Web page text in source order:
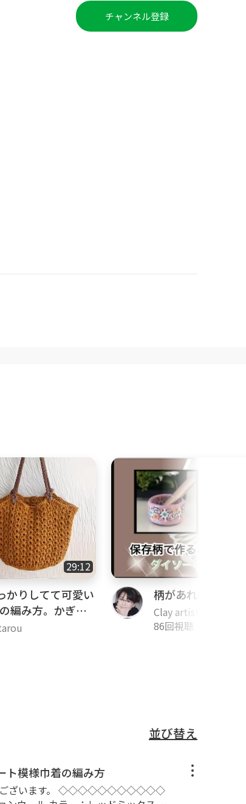
チャンネル登録
29:12
かりしてて可愛い
編み方。かぎ針
柄があればいろん
Clay artist(ポリマー
86回視聴
並び替え
ト模様巾着の編み方
◇◇◇◇◇◇◇◇◇◇◇